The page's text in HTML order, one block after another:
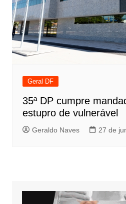
Geral DF
35ª DP cumpre
estupro de vulnerável
Geraldo Naves 27 de